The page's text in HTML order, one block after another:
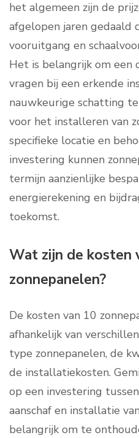
het algemeen zijn de
afgelopen jaren gedaald
vooruitgang en
Het is belangrijk om een
vragen bij een erkende
nauwkeurige schatting
voor het installeren van
specifieke locatie en
investering kunnen
termijn aanzienlijke
energierekening en
toekomst.
Wat zijn de kosten
zonnepanelen?
De kosten van 10
afhankelijk van
type zonnepanelen, de
de installatiekosten.
op een investering
aanschaf en installatie
belangrijk om te